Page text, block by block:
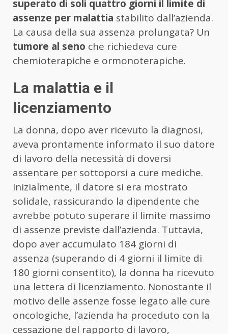
superato di soli quattro giorni il limite di
assenze per malattia stabilito dall’azienda.
La causa della sua assenza prolungata? Un
tumore al seno che richiedeva cure
chemioterapiche e ormonoterapiche.
La malattia e il
licenziamento
La donna, dopo aver ricevuto la diagnosi,
aveva prontamente informato il suo datore
di lavoro della necessità di doversi
assentare per sottoporsi a cure mediche.
Inizialmente, il datore si era mostrato
solidale, rassicurando la dipendente che
avrebbe potuto superare il limite massimo
di assenze previste dall’azienda. Tuttavia,
dopo aver accumulato 184 giorni di
assenza (superando di 4 giorni il limite di
180 giorni consentito), la donna ha ricevuto
una lettera di licenziamento. Nonostante il
motivo delle assenze fosse legato alle cure
oncologiche, l’azienda ha proceduto con la
cessazione del rapporto di lavoro,